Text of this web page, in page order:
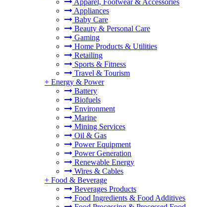
Apparel, Footwear & Accessories
Appliances
Baby Care
Beauty & Personal Care
Gaming
Home Products & Utilities
Retailing
Sports & Fitness
Travel & Tourism
+ Energy & Power
Battery
Biofuels
Environment
Marine
Mining Services
Oil & Gas
Power Equipment
Power Generation
Renewable Energy
Wires & Cables
+ Food & Beverage
Beverages Products
Food Ingredients & Food Additives